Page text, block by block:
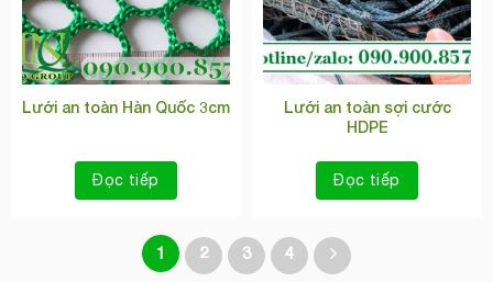
Lưới an toàn Hàn Quốc 3cm
Đọc tiếp
Lưới an toàn sợi cước
HDPE
Đọc tiếp
1 2 3 4